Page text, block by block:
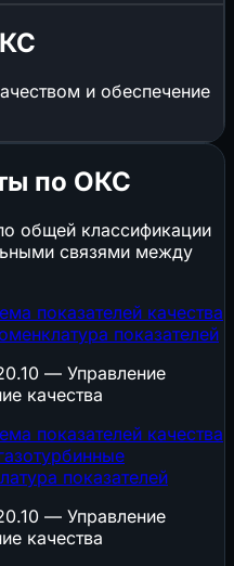
и обеспечение
по ОКС
общей классификации
связями между
показателей качества
показателей
— Управление
качества
показателей качества
показателей
— Управление
качества